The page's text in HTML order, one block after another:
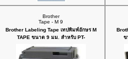
Brother
Tape - M 9
Brother Labeling Tape เทปพิมพ์อักษร M
TAPE ขนาด 9 มม. สำหรับ PT-
ข